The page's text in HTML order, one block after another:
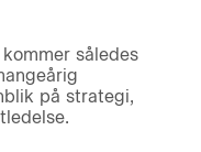
således
på strategi,